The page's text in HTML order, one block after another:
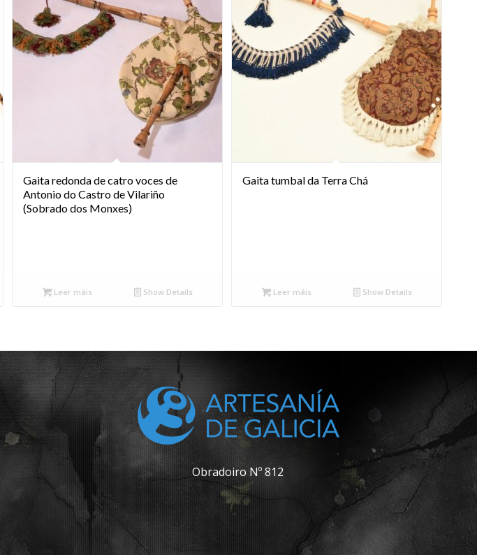
Gaita redonda de catro voces de
Antonio do Castro de Vilariño
(Sobrado dos Monxes)
Leer máis Show Details
Gaita tumbal da Terra Chá
Leer máis Show Details
Obradoiro Nº 812